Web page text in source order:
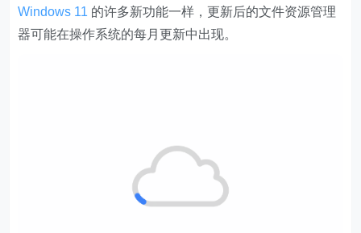
Windows 11 的许多新功能一样，更新后的文件资源管理
器可能在操作系统的每月更新中出现。